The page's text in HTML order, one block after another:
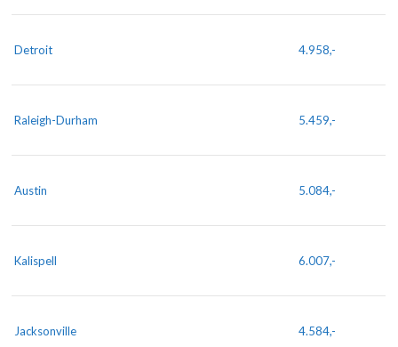
Detroit 4.958,-
Raleigh-Durham 5.459,-
Austin 5.084,-
Kalispell 6.007,-
Jacksonville 4.584,-